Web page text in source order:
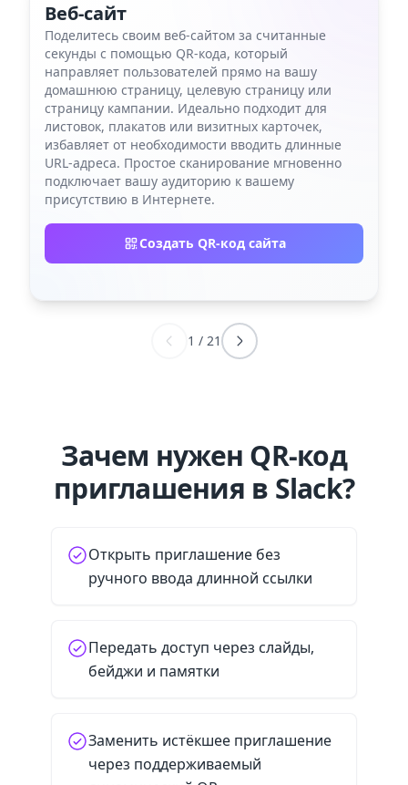
Веб-сайт
Поделитесь своим веб-сайтом за считанные
секунды с помощью QR-кода, который
направляет пользователей прямо на вашу
домашнюю страницу, целевую страницу или
страницу кампании. Идеально подходит для
листовок, плакатов или визитных карточек,
избавляет от необходимости вводить длинные
URL-адреса. Простое сканирование мгновенно
подключает вашу аудиторию к вашему
присутствию в Интернете.
Создать QR-код сайта
1 / 21
Зачем нужен QR-код
приглашения в Slack?
Открыть приглашение без
ручного ввода длинной ссылки
Передать доступ через слайды,
бейджи и памятки
Заменить истёкшее приглашение
через поддерживаемый